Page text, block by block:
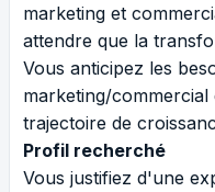
marketing et
attendre que la
Vous anticipez les
marketing/
trajectoire de
Profil recherché
Vous justifiez d'une